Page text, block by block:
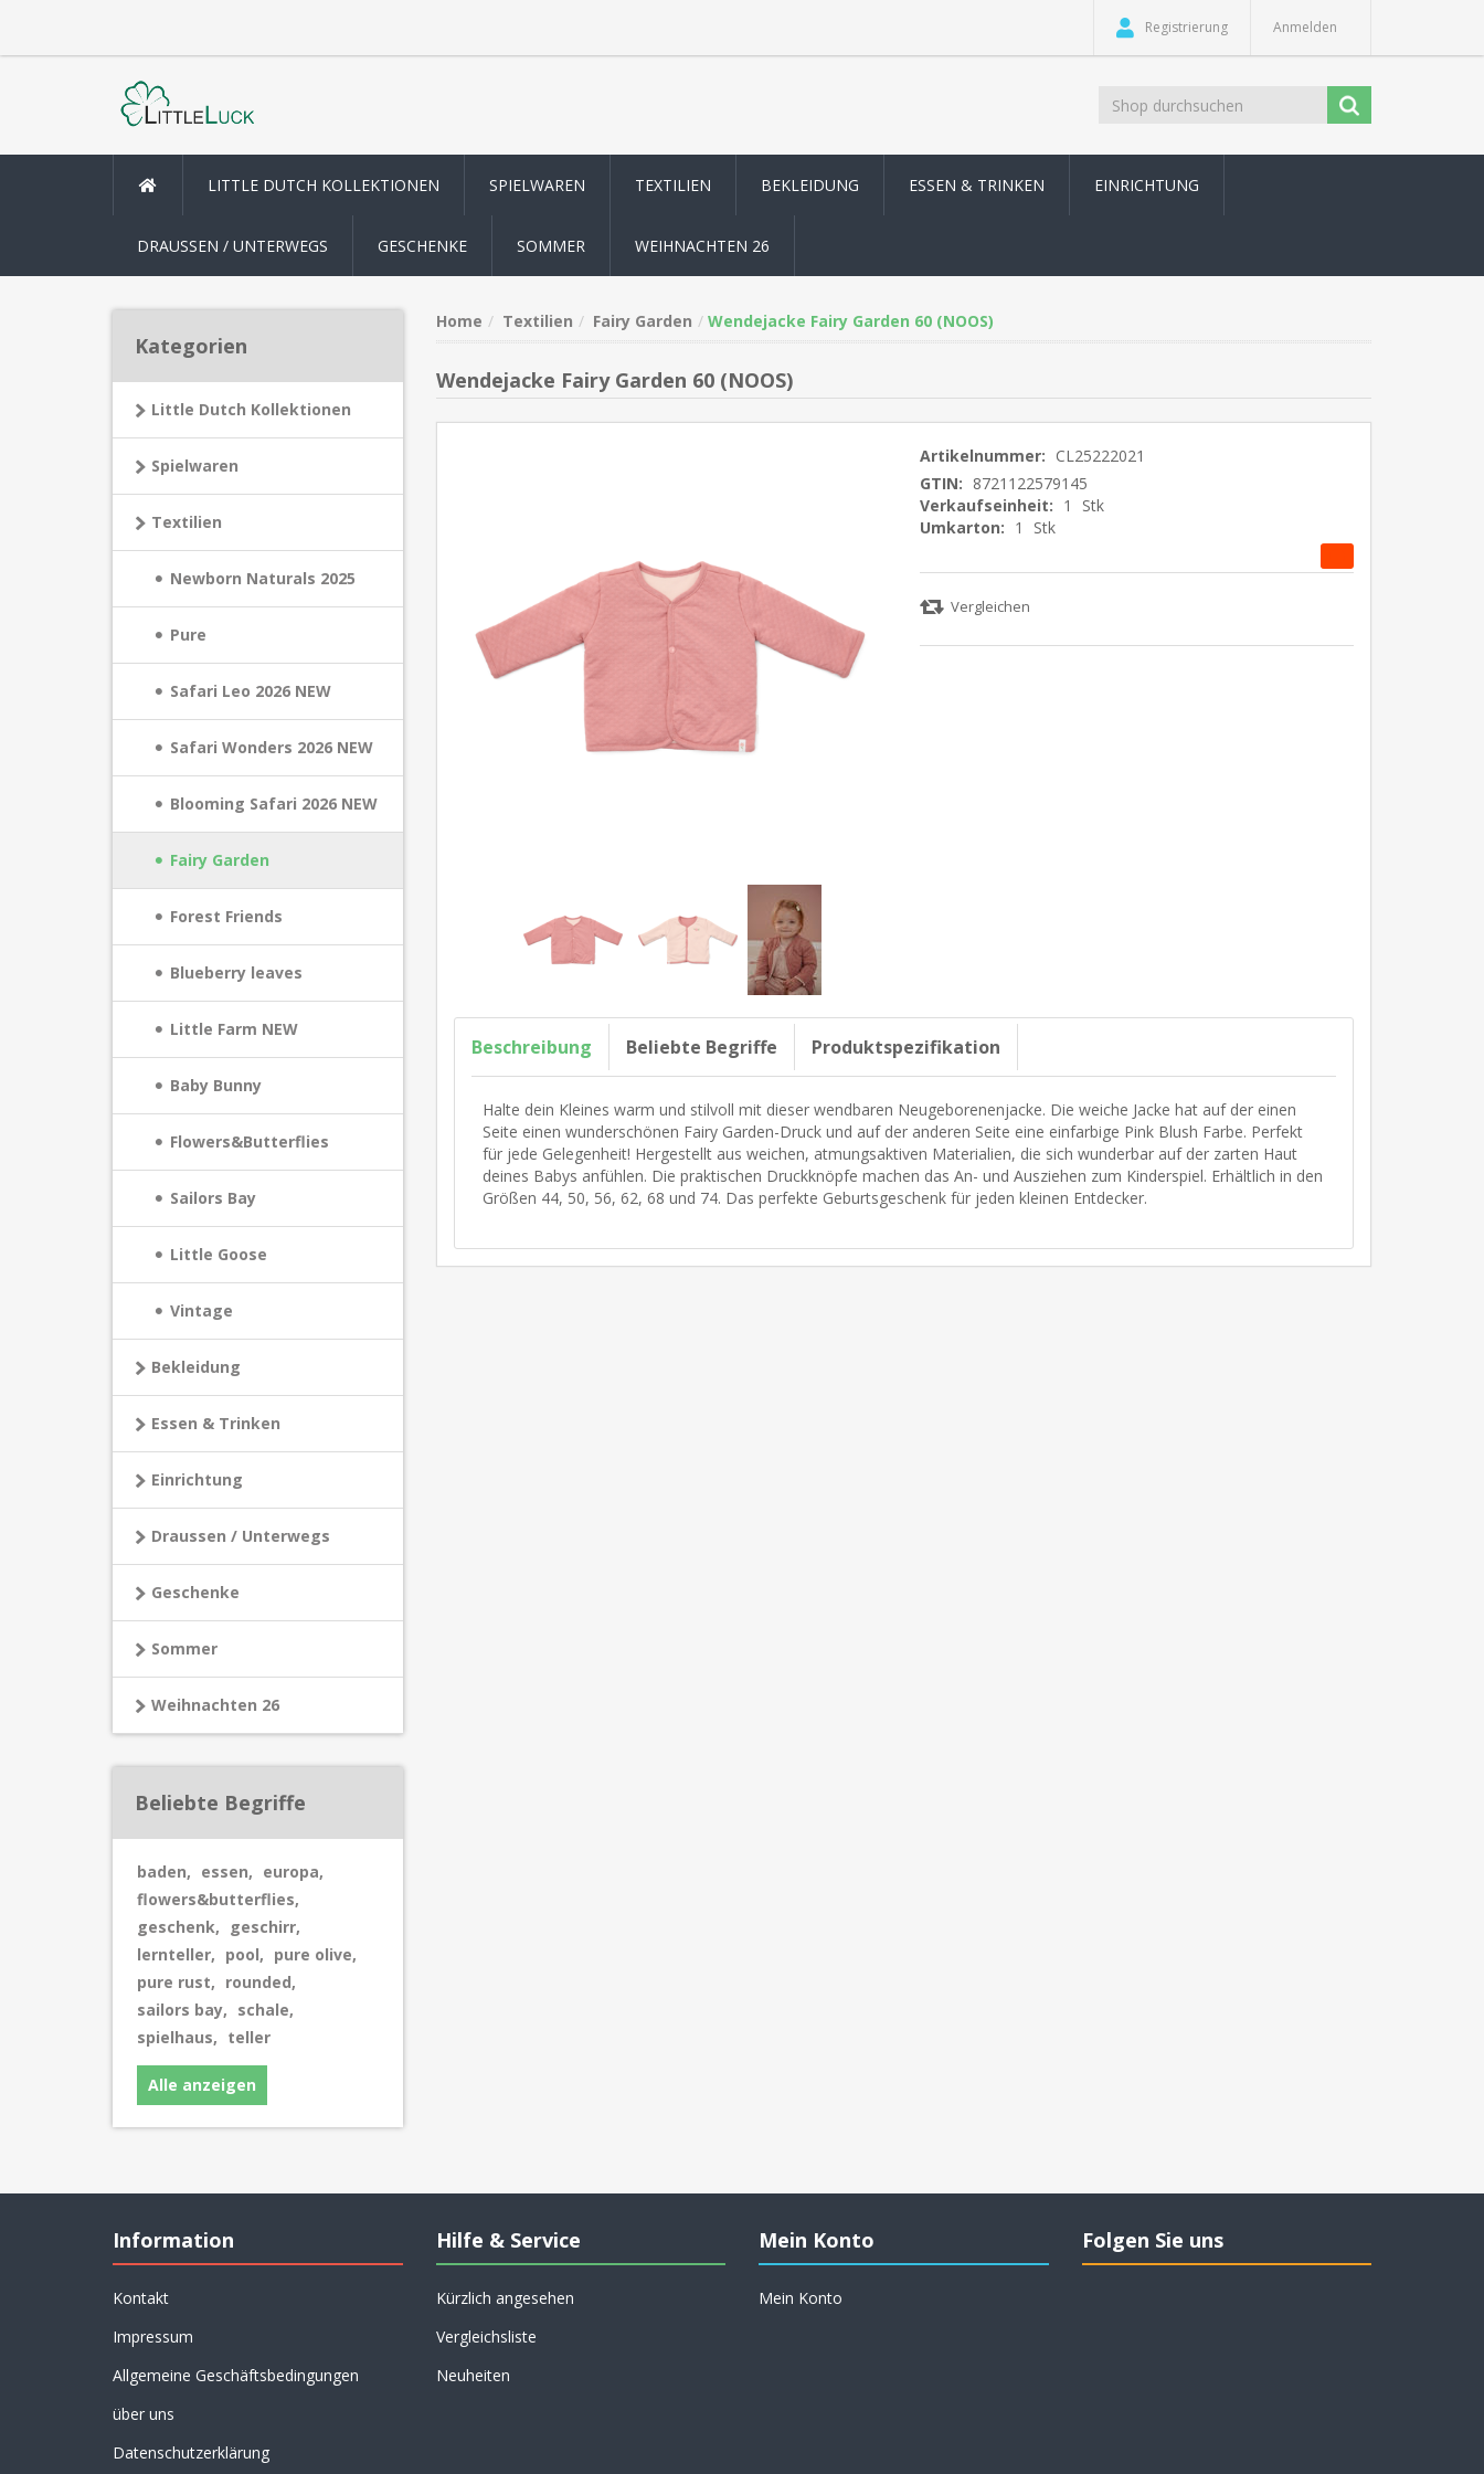
Registrierung Anmelden
LITTLE DUTCH KOLLEKTIONEN SPIELWAREN TEXTILIEN BEKLEIDUNG ESSEN & TRINKEN EINRICHTUNG
DRAUSSEN / UNTERWEGS GESCHENKE SOMMER WEIHNACHTEN 26
Kategorien
Little Dutch Kollektionen
Spielwaren
Textilien
Newborn Naturals 2025
Pure
Safari Leo 2026 NEW
Safari Wonders 2026 NEW
Blooming Safari 2026 NEW
Fairy Garden
Forest Friends
Blueberry leaves
Little Farm NEW
Baby Bunny
Flowers&Butterflies
Sailors Bay
Little Goose
Vintage
Bekleidung
Essen & Trinken
Einrichtung
Draussen / Unterwegs
Geschenke
Sommer
Weihnachten 26
Beliebte Begriffe
baden, essen, europa,
flowers&butterflies,
geschenk, geschirr,
lernteller, pool, pure olive,
pure rust, rounded,
sailors bay, schale,
spielhaus, teller
Alle anzeigen
Home Textilien Fairy Garden Wendejacke Fairy Garden 60 (NOOS)
Wendejacke Fairy Garden 60 (NOOS)
Artikelnummer: CL25222021
GTIN: 8721122579145
Verkaufseinheit: 1
Stk
Umkarton: 1 Stk
Beschreibung Beliebte Begriffe Produktspezifikation
Halte dein Kleines warm und stilvoll mit dieser wendbaren Neugeborenenjacke. Die weiche Jacke hat auf der einen
Seite einen wunderschönen Fairy Garden-Druck und auf der anderen Seite eine einfarbige Pink Blush Farbe. Perfekt
für jede Gelegenheit! Hergestellt aus weichen, atmungsaktiven Materialien, die sich wunderbar auf der zarten Haut
deines Babys anfühlen. Die praktischen Druckknöpfe machen das An- und Ausziehen zum Kinderspiel. Erhältlich in den
Größen 44, 50, 56, 62, 68 und 74. Das perfekte Geburtsgeschenk für jeden kleinen Entdecker.
Information
Kontakt
Impressum
Allgemeine Geschäftsbedingungen
über uns
Datenschutzerklärung
Hilfe & Service
Kürzlich angesehen
Vergleichsliste
Neuheiten
Mein Konto
Mein Konto
Folgen Sie uns